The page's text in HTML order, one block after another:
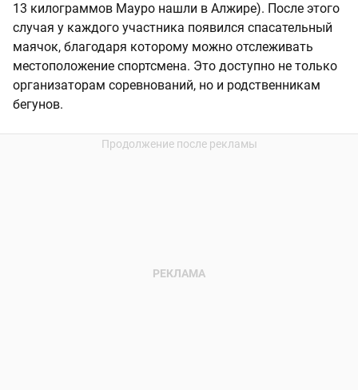
13 килограммов Мауро нашли в Алжире). После этого
случая у каждого участника появился спасательный
маячок, благодаря которому можно отслеживать
местоположение спортсмена. Это доступно не только
организаторам соревнований, но и родственникам
бегунов.